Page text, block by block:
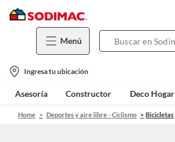
Menú
location-
icon
Ingresa tu ubicación
Asesoría Constructor Deco Hogar
Home Deportes y aire libre - Ciclismo Bicicletas